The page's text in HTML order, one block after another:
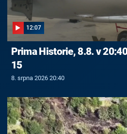
12:07
Prima Historie, 8.8. v
15
8. srpna 2026 20:40